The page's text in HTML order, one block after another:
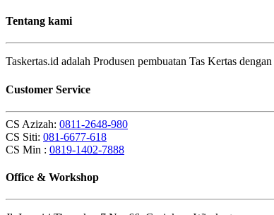
Tentang kami
Taskertas.id adalah Produsen pembuatan Tas Kertas
Customer Service
CS Azizah: 0811-2648-980
CS Siti: 081-6677-618
CS Min : 0819-1402-7888
Office & Workshop